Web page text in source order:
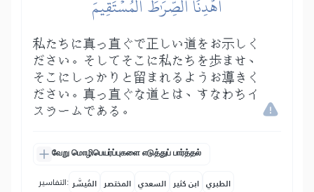
ٱهۡدِنَا ٱلصِّرَٰطَ ٱلۡمُسۡتَقِيمَ
私たちに真っ直ぐで正しい道をお示しく
ださい。そしてそこに私たちを歩ませ、
そこにしっかりと留まれるようお導きく
ださい。真っ直ぐな道とは、すなわちイ
スラームである。
வேறு மொழிபெயர்ப்புகளை எடுத்துப் பார்த்தல்
التفاسير: المُيسَّر المختصر السعدي ابن كثير الطبري